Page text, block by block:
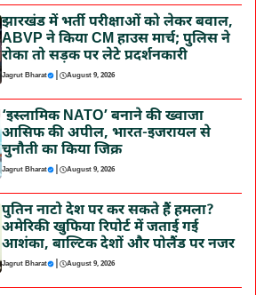
झारखंड में भर्ती परीक्षाओं को लेकर बवाल,
ABVP ने किया CM हाउस मार्च; पुलिस ने
रोका तो सड़क पर लेटे प्रदर्शनकारी
Jagrut Bharat | August 9, 2026
‘इस्लामिक NATO’ बनाने की ख्वाजा
आसिफ की अपील, भारत-इजरायल से
चुनौती का किया जिक्र
Jagrut Bharat | August 9, 2026
पुतिन नाटो देश पर कर सकते हैं हमला?
अमेरिकी खुफिया रिपोर्ट में जताई गई
आशंका, बाल्टिक देशों और पोलैंड पर नजर
Jagrut Bharat | August 9, 2026